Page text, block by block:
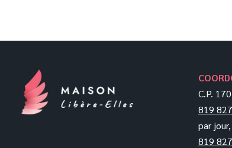
C.P.
819
par
819